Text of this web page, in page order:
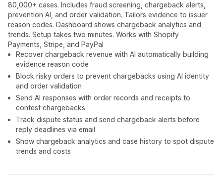
80,000+ cases. Includes fraud screening, chargeback alerts,
prevention AI, and order validation. Tailors evidence to issuer
reason codes. Dashboard shows chargeback analytics and
trends. Setup takes two minutes. Works with Shopify
Payments, Stripe, and PayPal
Recover chargeback revenue with AI automatically building
evidence reason code
Block risky orders to prevent chargebacks using AI identity
and order validation
Send AI responses with order records and receipts to
contest chargebacks
Track dispute status and send chargeback alerts before
reply deadlines via email
Show chargeback analytics and case history to spot dispute
trends and costs